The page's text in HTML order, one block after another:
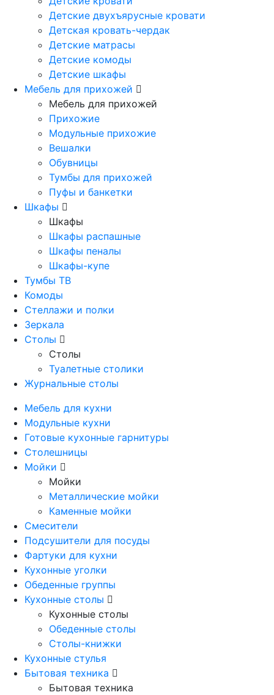
Детские двухъярусные кровати
Детская кровать-чердак
Детские матрасы
Детские комоды
Детские шкафы
Мебель для прихожей
Мебель для прихожей
Прихожие
Модульные прихожие
Вешалки
Обувницы
Тумбы для прихожей
Пуфы и банкетки
Шкафы
Шкафы
Шкафы распашные
Шкафы пеналы
Шкафы-купе
Тумбы ТВ
Комоды
Стеллажи и полки
Зеркала
Столы
Столы
Туалетные столики
Журнальные столы
Мебель для кухни
Модульные кухни
Готовые кухонные гарнитуры
Столешницы
Мойки
Мойки
Металлические мойки
Каменные мойки
Смесители
Подсушители для посуды
Фартуки для кухни
Кухонные уголки
Обеденные группы
Кухонные столы
Кухонные столы
Обеденные столы
Столы-книжки
Кухонные стулья
Бытовая техника
Бытовая техника